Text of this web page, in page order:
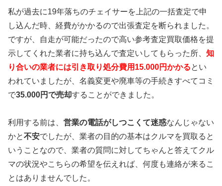
私が過去に19年落ちのチェイサーを上記の一括査定で申
し込んだ時、経費がかかるので出張査定を断られました。
ですが、自走が可能だったので高い参考査定買取価格を提
示してくれた業者に持ち込んで査定いしてもらった所、 知
り合いの業者には引き取り処分費用15.000円かかるとい
われていましたが、名義変更や廃車等の手続きすべてコミ
で35.000円で売却することができました。
利用する前は、 営業の電話がしつこくて迷惑なんじゃない
かと不安でしたが、業者の目的の基本はクルマを買取ると
いうことなので、業者の質問に対してちゃんと答えてクル
マの状況やこちらの希望を伝えれば、何度も連絡が来るこ
とはありませんでした。